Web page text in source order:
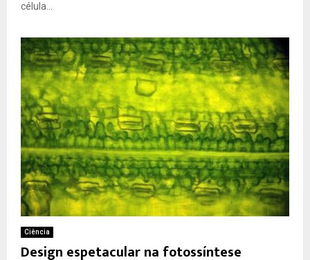
célula...
Ciência
Design espetacular na fotossíntese